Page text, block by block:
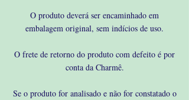
O produto deverá ser encaminhado em
embalagem original, sem indícios de uso.
O frete de retorno do produto com defeito é por
conta da Charmê.
Se o produto for analisado e não for constatado o